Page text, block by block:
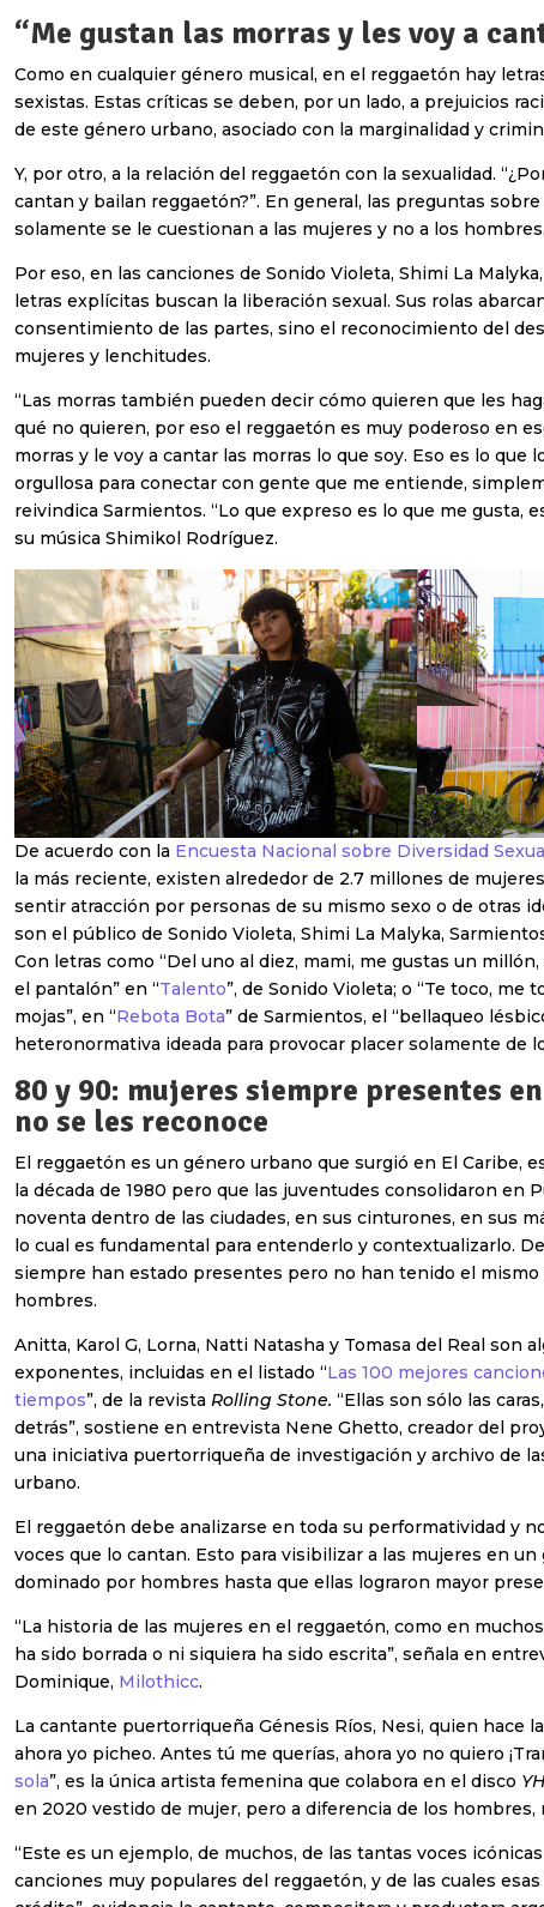
“Me gustan las morras y les voy a
Como en cualquier género musical, en el reggaetón hay
sexistas. Estas críticas se deben, por un lado, a prejuicios
de este género urbano, asociado con la marginalidad y
Y, por otro, a la relación del reggaetón con la sexualidad.
cantan y bailan reggaetón?”. En general, las preguntas
solamente se le cuestionan a las mujeres y no a los hombres.
Por eso, en las canciones de Sonido Violeta, Shimi La
letras explícitas buscan la liberación sexual. Sus rolas
consentimiento de las partes, sino el reconocimiento del
mujeres y lenchitudes.
“Las morras también pueden decir cómo quieren que les
qué no quieren, por eso el reggaetón es muy poderoso en
morras y le voy a cantar las morras lo que soy. Eso es lo que
orgullosa para conectar con gente que me entiende,
reivindica Sarmientos. “Lo que expreso es lo que me gusta,
su música Shimikol Rodríguez.
De acuerdo con la Encuesta Nacional sobre Diversidad
la más reciente, existen alrededor de 2.7 millones de
sentir atracción por personas de su mismo sexo o de otras
son el público de Sonido Violeta, Shimi La Malyka,
Con letras como “Del uno al diez, mami, me gustas un
el pantalón” en “Talento”, de Sonido Violeta; o “Te toco, me
mojas”, en “Rebota Bota” de Sarmientos, el “bellaqueo
heteronormativa ideada para provocar placer solamente de
80 y 90: mujeres siempre presentes
no se les reconoce
El reggaetón es un género urbano que surgió en El Caribe,
la década de 1980 pero que las juventudes consolidaron en
noventa dentro de las ciudades, en sus cinturones, en sus
lo cual es fundamental para entenderlo y contextualizarlo.
siempre han estado presentes pero no han tenido el
hombres.
Anitta, Karol G, Lorna, Natti Natasha y Tomasa del Real son
exponentes, incluidas en el listado “Las 100 mejores
tiempos”, de la revista Rolling Stone. “Ellas son sólo las
detrás”, sostiene en entrevista Nene Ghetto, creador del
una iniciativa puertorriqueña de investigación y archivo de
urbano.
El reggaetón debe analizarse en toda su performatividad y
voces que lo cantan. Esto para visibilizar a las mujeres en
dominado por hombres hasta que ellas lograron mayor
“La historia de las mujeres en el reggaetón, como en
ha sido borrada o ni siquiera ha sido escrita”, señala en
Dominique, Milothicc.
La cantante puertorriqueña Génesis Ríos, Nesi, quien hace la
ahora yo picheo. Antes tú me querías, ahora yo no quiero
sola”, es la única artista femenina que colabora en el disco
en 2020 vestido de mujer, pero a diferencia de los hombres,
“Este es un ejemplo, de muchos, de las tantas voces
canciones muy populares del reggaetón, y de las cuales